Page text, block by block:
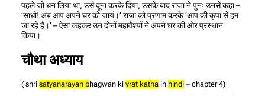
पहले जो धन लिया था, उसे दूना करके दिया, उसके बाद राजा ने पुनः उनसे कहा –
‘साधो! अब आप अपने घर को जायं।’ राजा को प्रणाम करके ‘आप की कृपा से हम
जा रहे हैं।’ – ऐसा कहकर उन दोनों महावैश्यों ने अपने घर की ओर प्रस्थान
किया।
चौथा अध्याय
( shri satyanarayan bhagwan ki vrat katha in hindi – chapter 4)